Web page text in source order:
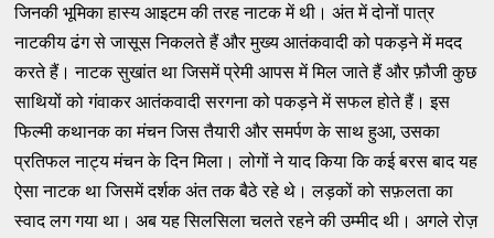
जिनकी भूमिका हास्य आइटम की तरह नाटक में थी। अंत में दोनों पात्र
नाटकीय ढंग से जासूस निकलते हैं और मुख्य आतंकवादी को पकड़ने में मदद
करते हैं। नाटक सुखांत था जिसमें प्रेमी आपस में मिल जाते हैं और फ़ौजी कुछ
साथियों को गंवाकर आतंकवादी सरगना को पकड़ने में सफल होते हैं। इस
फिल्मी कथानक का मंचन जिस तैयारी और समर्पण के साथ हुआ, उसका
प्रतिफल नाट्य मंचन के दिन मिला। लोगों ने याद किया कि कई बरस बाद यह
ऐसा नाटक था जिसमें दर्शक अंत तक बैठे रहे थे। लड़कों को सफ़लता का
स्वाद लग गया था। अब यह सिलसिला चलते रहने की उम्मीद थी। अगले रोज़